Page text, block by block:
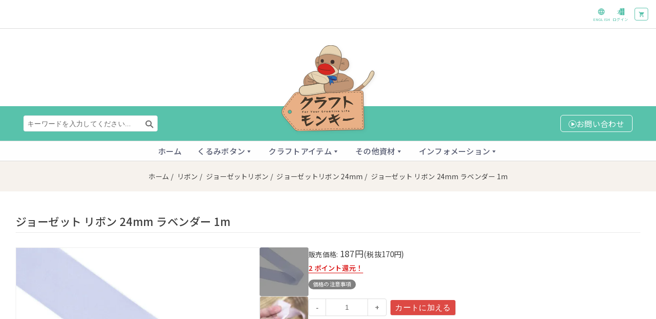
ログイン
ENGLISH
お問い合わせ
ホーム くるみボタン クラフトアイテム その他資材 インフォメーション
ホーム / リボン / ジョーゼットリボン / ジョーゼットリボン 24mm / ジョーゼット リボン 24mm ラベンダー 1m
ジョーゼット リボン 24mm ラベンダー 1m
販売価格: 187円(税抜170円)
2 ポイント還元！
価格の注意事項
- +